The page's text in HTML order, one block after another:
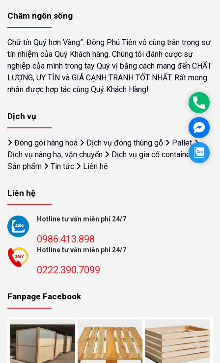
Châm ngôn sống
Chữ tín Quý hơn Vàng”. Đông Phú Tiên vô cùng trân trọng sự
tín nhiệm của Quý Khách hàng. Chúng tôi đánh cược sự
nghiệp của mình trong tay Quý vị bằng cách mang đến CHẤT
LƯỢNG, UY TÍN và GIÁ CẠNH TRANH TỐT NHẤT. Rất mong
nhận được hợp tác cùng Quý Khách Hàng!
Dịch vụ
Đóng gói hàng hoá Dịch vụ đóng thùng gỗ
Pallet
Dịch vụ nâng hạ, vận chuyển
Dịch vụ gia cố container
Sản phẩm
Tin tức Liên hệ
Liên hệ
Hotline tư vấn miễn phí 24/7
0986.413.898
Hotline tư vấn miễn phí 24/7
0222.390.7099
Fanpage Facebook
Zalo